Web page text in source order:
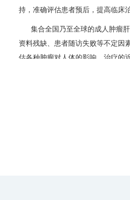
持，准确评估患者预后，提高临床
集合全国乃至全球的成人肿瘤肝
资料残缺、患者随访失败等不定因
估各种肿瘤对人体的影响、治疗的
字肝脏能直观显示成人患者个体